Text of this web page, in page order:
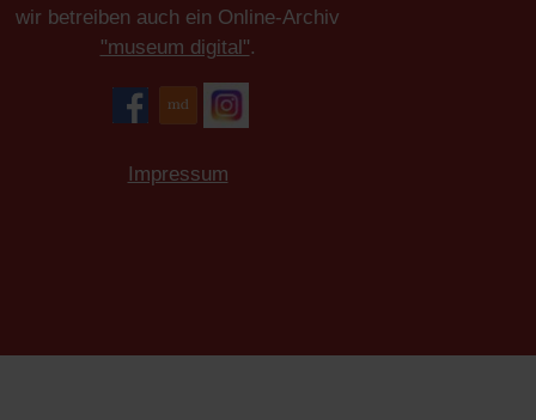
wir betreiben auch ein Online-Archiv
"museum digital".
Impressum